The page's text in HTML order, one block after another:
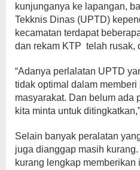
kunjunganya ke lapangan,
Tekknis Dinas (UPTD)
kecamatan terdapat
dan rekam KTP telah rusak,
“Adanya perlalatan UPTD
tidak optimal dalam
masyarakat. Dan belum ada
kita minta untuk
Selain banyak peralatan
juga dianggap masih
kurang lengkap memberikan